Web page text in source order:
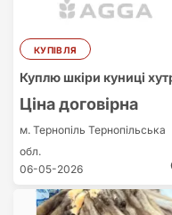
КУПІВЛЯ
Куплю шкіри куниці
Ціна договірна
м. Тернопіль Тернопільська
обл.
06-05-2026